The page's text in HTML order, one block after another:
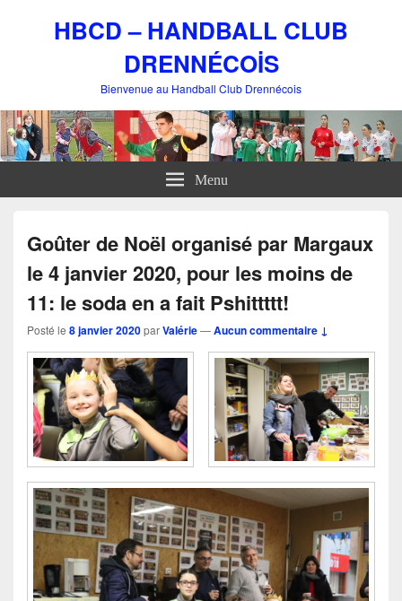
HBCD – HANDBALL CLUB
DRENNÉCOİS
Bienvenue au Handball Club Drennécois
Menu
Goûter de Noël organisé par Margaux
le 4 janvier 2020, pour les moins de
11: le soda en a fait Pshittttt!
Posté le 8 janvier 2020parValérie—Aucun commentaire ↓